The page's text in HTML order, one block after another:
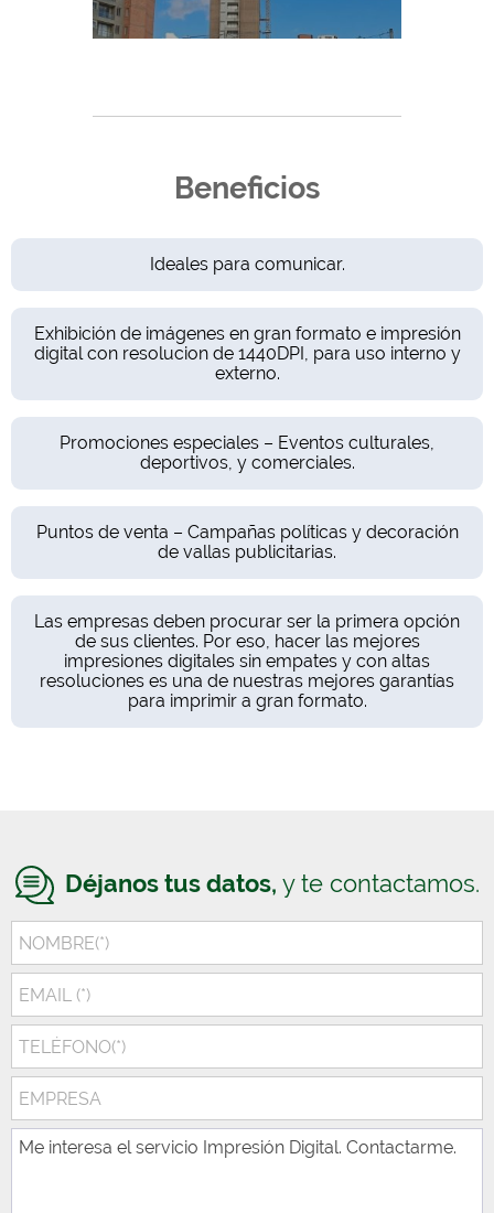
Beneficios
Ideales para comunicar.
Exhibición de imágenes en gran formato e impresión
digital con resolucion de 1440DPI, para uso interno y
externo.
Promociones especiales – Eventos culturales,
deportivos, y comerciales.
Puntos de venta – Campañas políticas y decoración
de vallas publicitarias.
Las empresas deben procurar ser la primera opción
de sus clientes. Por eso, hacer las mejores
impresiones digitales sin empates y con altas
resoluciones es una de nuestras mejores garantías
para imprimir a gran formato.
Déjanos tus datos, y te contactamos.